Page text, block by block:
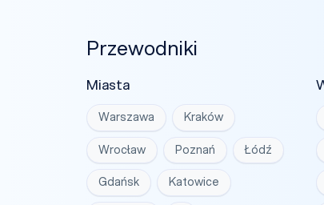
Przewodniki
Miasta
Warszawa Kraków
Wrocław Poznań Łódź
Gdańsk Katowice